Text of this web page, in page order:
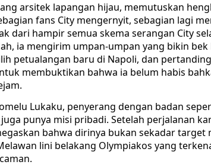
arsitek lapangan hijau, memutuskan
fans City mengernyit, sebagian lagi
dari hampir semua skema serangan City
ia mengirim umpan-umpan yang bikin
petualangan baru di Napoli, dan
membuktikan bahwa ia belum habis
Lukaku, penyerang dengan badan
punya misi pribadi. Setelah perjalanan
bahwa dirinya bukan sekadar
lini belakang Olympiakos yang